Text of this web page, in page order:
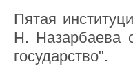
Пятая
Н. Назарбаева
государство".